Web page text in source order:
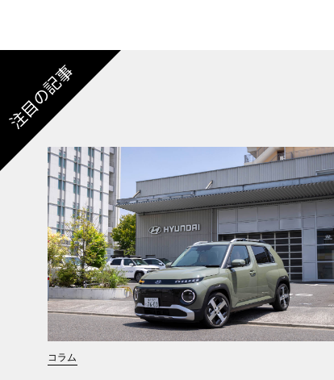
注目の記事
コラム